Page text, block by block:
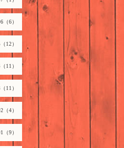
（6）
12）
11）
11）
（4）
（9）